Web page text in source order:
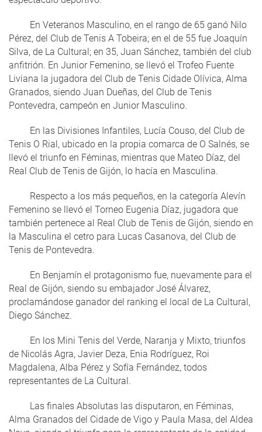
En Veteranos Masculino, en el rango de 65 ganó Nilo
Pérez, del Club de Tenis A Tobeira; en el de 55 fue Joaquín
Silva, de La Cultural; en 35, Juan Sánchez, también del club
anfitrión. En Junior Femenino, se llevó el Trofeo Fuente
Liviana la jugadora del Club de Tenis Cidade Olívica, Alma
Granados, siendo Juan Dueñas, del Club de Tenis
Pontevedra, campeón en Junior Masculino.
En las Divisiones Infantiles, Lucía Couso, del Club de
Tenis O Rial, ubicado en la propia comarca de O Salnés, se
llevó el triunfo en Féminas, mientras que Mateo Díaz, del
Real Club de Tenis de Gijón, lo hacía en Masculina.
Respecto a los más pequeños, en la categoría Alevín
Femenino se llevó el Torneo Eugenia Díaz, jugadora que
también pertenece al Real Club de Tenis de Gijón, siendo en
la Masculina el cetro para Lucas Casanova, del Club de
Tenis de Pontevedra.
En Benjamín el protagonismo fue, nuevamente para el
Real de Gijón, siendo su embajador José Álvarez,
proclamándose ganador del ranking el local de La Cultural,
Diego Sánchez.
En los Mini Tenis del Verde, Naranja y Mixto, triunfos
de Nicolás Agra, Javier Deza, Enia Rodríguez, Roi
Magdalena, Alba Pérez y Sofía Fernández, todos
representantes de La Cultural.
Las finales Absolutas las disputaron, en Féminas,
Alma Granados del Cidade de Vigo y Paula Masa, del Aldea